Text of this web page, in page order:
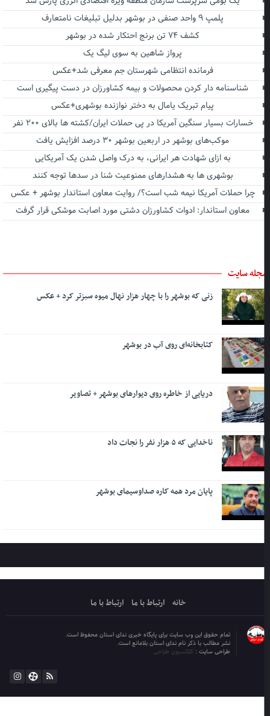
پلمپ ۹ واحد صنفی در بوشهر بدلیل تبلیغات نامتعارف
کشف ۷۴ تن برنج احتکار شده در بوشهر
پرواز شاهین به سوی لیگ یک
فرمانده انتظامی شهرستان جم معرفی شد+عکس
شناسنامه دار کردن محصولات و بیمه کشاورزان در دست پیگیری است
پیام تبریک یامال به دختر نوازنده بوشهری+عکس
خسارات بسیار سنگین آمریکا در پی حملات ایران/کشته ها بالای ۲۰۰ نفر
موکب‌های بوشهر در اربعین بوشهر ۳۰ درصد افزایش یافت
به ازای شهادت هر ایرانی، به درک واصل شدن یک آمریکایی
بوشهری ها به هشدارهای ممنوعیت شنا در سدها توجه کنند
چرا حملات آمریکا نیمه شب است؟/ روایت معاون استاندار بوشهر + عکس
معاون استاندار: ادوات کشاورزان دشتی مورد اصابت موشکی قرار گرفت
سایت
زنی که بوشهر را با چهار هزار نهال میوه سبزتر کرد + عکس
کتابخانه‌ای روی آب در بوشهر
دریایی از خاطره روی دیوارهای بوشهر + تصاویر
ناخدایی که ۵ هزار نفر را نجات داد
پایان مرد همه کاره صداوسیمای بوشهر
خانه ارتباط با ما ارتباط با ما
تمام حقوق این وب سایت برای پایگاه خبری ندای استان محفوظ است.
نشر مطالب با ذکر نام ندای استان بلامانع است.
طراحی سایت :کلکسیون طراحی